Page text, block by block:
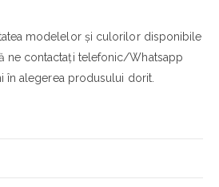
modelelor și culorilor disponibile
ne contactați telefonic/Whatsapp
în alegerea produsului dorit.